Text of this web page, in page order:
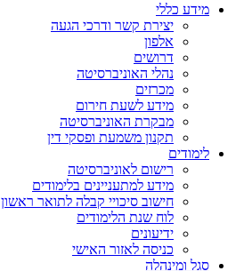
מידע כללי
יצירת קשר ודרכי הגעה
אלפון
דרושים
נהלי האוניברסיטה
מכרזים
מידע לשעת חירום
מבקרת האוניברסיטה
תקנון משמעת ופסקי דין
לימודים
רישום לאוניברסיטה
מידע למתעניינים בלימודים
חישוב סיכויי קבלה לתואר ראשון
לוח שנת הלימודים
ידיעונים
כניסה לאזור האישי
סגל ומינהלה